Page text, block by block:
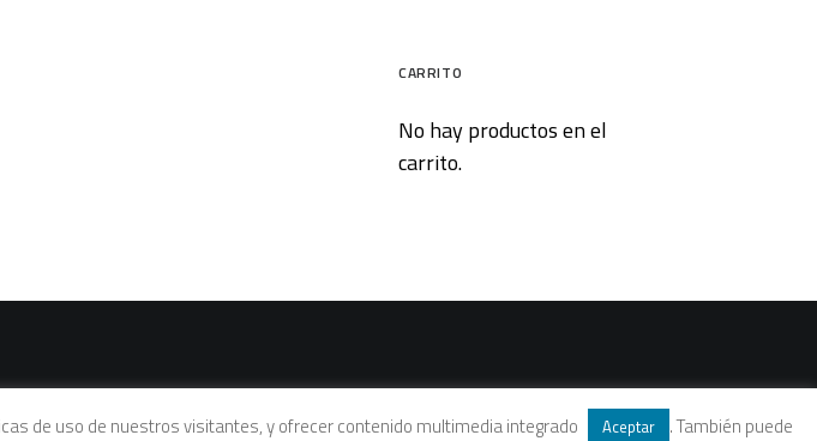
CARRITO
No hay productos en el
carrito.
legales de venta
de uso de nuestros visitantes, y ofrecer contenido multimedia integrado Aceptar . También puede